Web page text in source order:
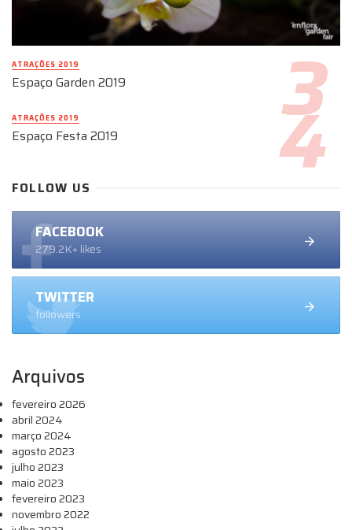
ATRAÇÕES 2019
Espaço Garden 2019
ATRAÇÕES 2019
Espaço Festa 2019
FOLLOW US
FACEBOOK
279.2K+ likes
TWITTER
followers
Arquivos
fevereiro 2026
abril 2024
março 2024
agosto 2023
julho 2023
maio 2023
fevereiro 2023
novembro 2022